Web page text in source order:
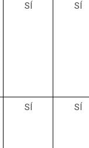
SÍ SÍ
SÍ SÍ